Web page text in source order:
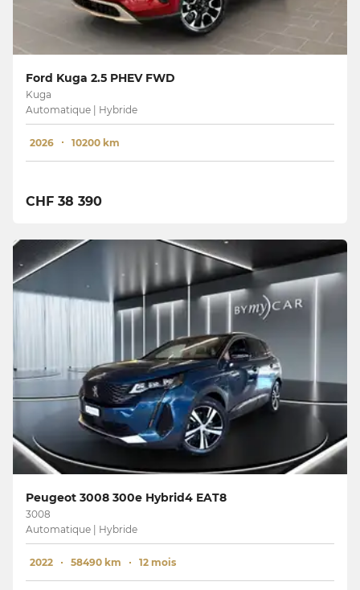
Ford Kuga 2.5 PHEV FWD
Kuga
Automatique | Hybride
2026 10200 km
CHF 38 390
Peugeot 3008 300e Hybrid4 EAT8
3008
Automatique | Hybride
2022 58490 km 12 mois